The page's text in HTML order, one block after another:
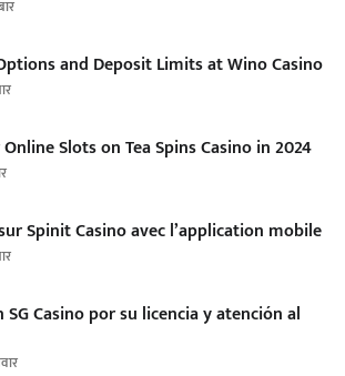
and Deposit Limits at Wino Casino
Slots on Tea Spins Casino in 2024
Spinit Casino avec l’application mobile
Casino por su licencia y atención al